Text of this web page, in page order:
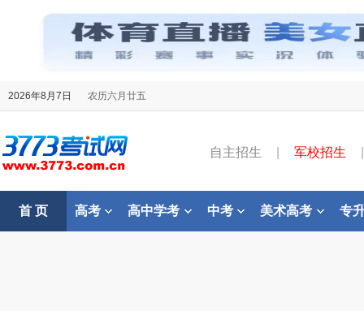
2026年8月7日 农历六月廿五
自主招生 军校招生
首 页 高考 高中学考 中考 美术高考 专